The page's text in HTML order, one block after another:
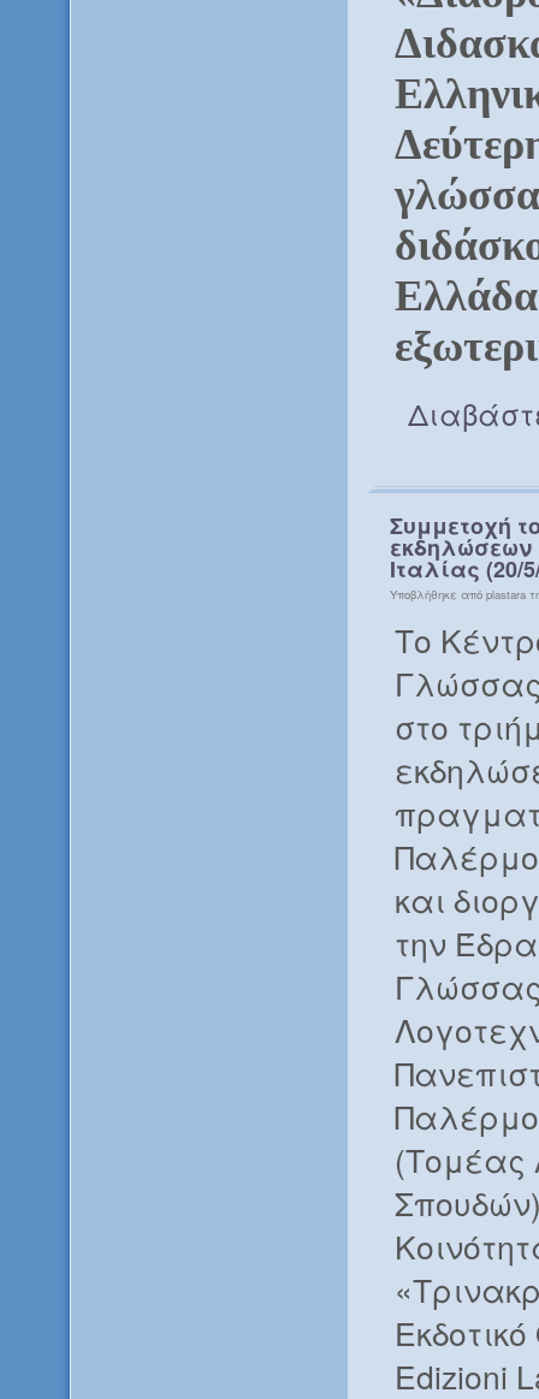
Συμμετοχή
εκδηλώσεων
Ιταλίας (20/
Υποβλήθηκε από plastara
Το
στο
Παλέρμο
και
την
Παλέρμο
(Τομέας
Edizioni